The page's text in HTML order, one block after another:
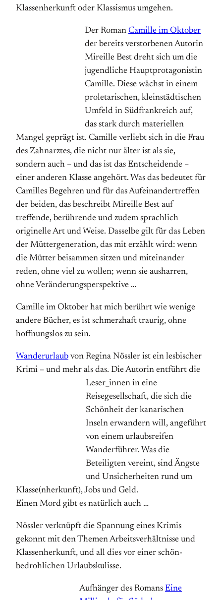
Klassenherkunft oder Klassismus umgehen.
Der Roman Camille im Oktober
der bereits verstorbenen Autorin
Mireille Best dreht sich um die
jugendliche Hauptprotagonistin
Camille. Diese wächst in einem
proletarischen, kleinstädtischen
Umfeld in Südfrankreich auf,
das stark durch materiellen
Mangel geprägt ist. Camille verliebt sich in die Frau
des Zahnarztes, die nicht nur älter ist als sie,
sondern auch – und das ist das Entscheidende –
einer anderen Klasse angehört. Was das bedeutet für
Camilles Begehren und für das Aufeinandertreffen
der beiden, das beschreibt Mireille Best auf
treffende, berührende und zudem sprachlich
originelle Art und Weise. Dasselbe gilt für das Leben
der Müttergeneration, das mit erzählt wird: wenn
die Mütter beisammen sitzen und miteinander
reden, ohne viel zu wollen; wenn sie ausharren,
ohne Veränderungsperspektive …
Camille im Oktober hat mich berührt wie wenige
andere Bücher, es ist schmerzhaft traurig, ohne
hoffnungslos zu sein.
Wanderurlaub von Regina Nössler ist ein lesbischer
Krimi – und mehr als das. Die Autorin entführt die
Leser_innen in eine
Reisegesellschaft, die sich die
Schönheit der kanarischen
Inseln erwandern will, angeführt
von einem urlaubsreifen
Wanderführer. Was die
Beteiligten vereint, sind Ängste
und Unsicherheiten rund um
Klasse(nherkunft), Jobs und Geld.
Einen Mord gibt es natürlich auch …
Nössler verknüpft die Spannung eines Krimis
gekonnt mit den Themen Arbeitsverhältnisse und
Klassenherkunft, und all dies vor einer schön-
bedrohlichen Urlaubskulisse.
Aufhänger des Romans Eine